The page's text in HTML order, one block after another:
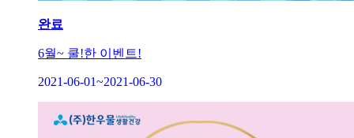
완료
6월~ 쿨!한 이벤트!
2021-06-01~2021-06-30